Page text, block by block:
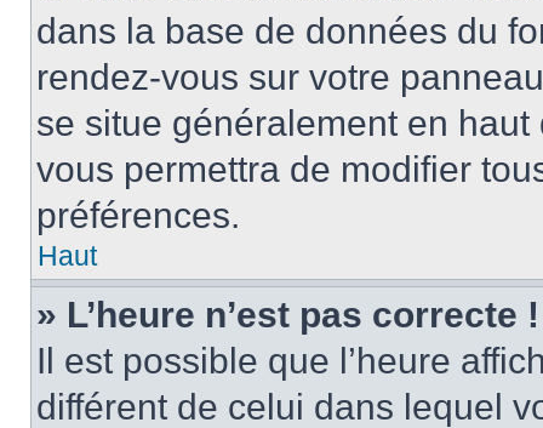
dans la base de données du
rendez-vous sur votre
se situe généralement en
vous permettra de modifier
préférences.
Haut
» L’heure n’est pas correcte !
Il est possible que l’heure
différent de celui dans lequel